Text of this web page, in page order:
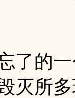
了的
灭所